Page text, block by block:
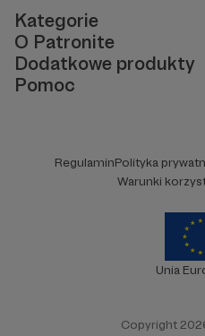
Kategorie
O Patronite
Dodatkowe produkty
Pomoc
RegulaminPolityka
Warunki
Unia
Copyright